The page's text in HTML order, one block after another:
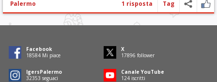
Palermo 1 risposta Tag
Facebook
18838Mi piace
X
18142 follower
IgersPalermo
32796 seguaci
Canale YouTube
126 iscritti